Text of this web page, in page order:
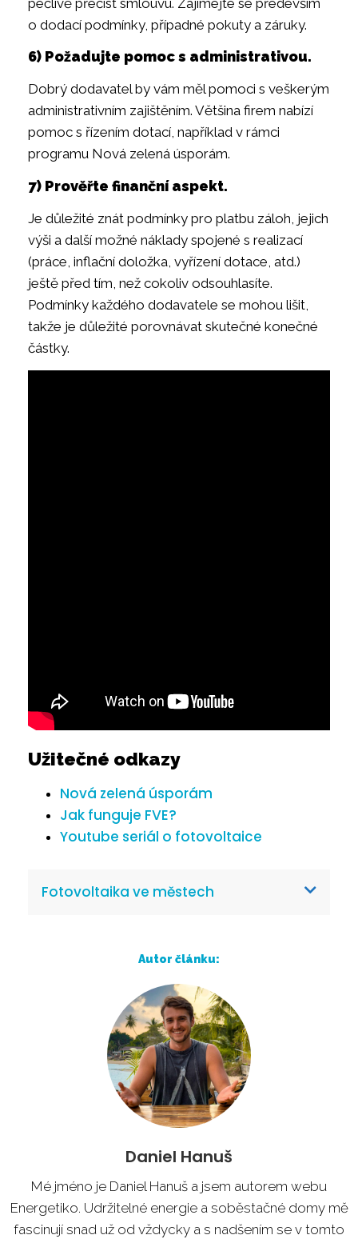
o dodací podmínky, případné pokuty a záruky.
6) Požadujte pomoc s administrativou.
Dobrý dodavatel by vám měl pomoci s veškerým
administrativním zajištěním. Většina firem nabízí
pomoc s řízením dotací, například v rámci
programu Nová zelená úsporám.
7) Prověřte finanční aspekt.
Je důležité znát podmínky pro platbu záloh, jejich
výši a další možné náklady spojené s realizací
(práce, inflační doložka, vyřízení dotace, atd.)
ještě před tím, než cokoliv odsouhlasíte.
Podmínky každého dodavatele se mohou lišit,
takže je důležité porovnávat skutečné konečné
částky.
Užitečné odkazy
Nová zelená úsporám
Jak funguje FVE?
Youtube seriál o fotovoltaice
Fotovoltaika ve městech
Autor článku:
Daniel Hanuš
Mé jméno je Daniel Hanuš a jsem autorem webu
Energetiko. Udržitelné energie a soběstačné domy mě
fascinují snad už od vždycky a s nadšením se v tomto